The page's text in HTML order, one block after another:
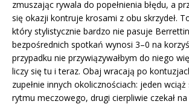
zmuszając rywala do popełnienia błędu, a
się okazji kontruje krosami z obu skrzydeł.
który stylistycznie bardzo nie pasuje
bezpośrednich spotkań wynosi 3–0 na
przypadku nie przywiązywałbym do niego
liczy się tu i teraz. Obaj wracają po
zupełnie innych okolicznościach: jeden
rytmu meczowego, drugi cierpliwie czekał